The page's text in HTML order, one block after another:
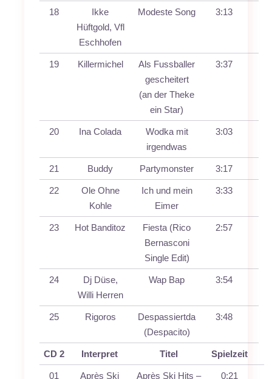
18
Ikke
Hüftgold, Vfl
Eschhofen
Modeste Song 3:13
19 Killermichel
Als Fussballer
gescheitert
(an der Theke
ein Star)
3:37
20 Ina Colada
Wodka mit
irgendwas
3:03
21 Buddy Partymonster 3:17
22
Ole Ohne
Kohle
Ich und mein
Eimer
3:33
23 Hot Banditoz
Fiesta (Rico
Bernasconi
Single Edit)
2:57
24
Dj Düse,
Willi Herren
Wap Bap 3:54
25 Rigoros
Despassiertda
(Despacito)
3:48
CD 2 Interpret Titel Spielzeit
01 Après Ski Après Ski Hits – 0:21